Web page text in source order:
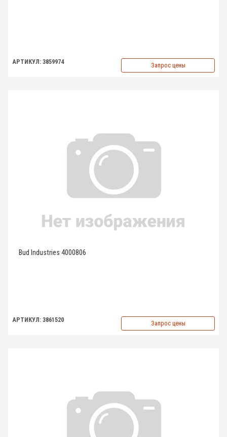
АРТИКУЛ: 3859974 Запрос цены
Bud Industries 4000806
АРТИКУЛ: 3861520 Запрос цены